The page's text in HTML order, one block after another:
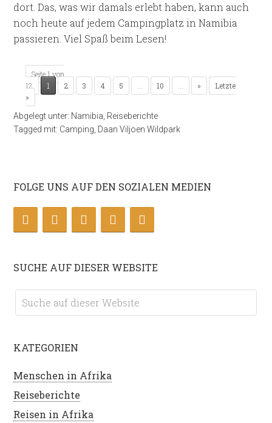
dort. Das, was wir damals erlebt haben, kann auch
noch heute auf jedem Campingplatz in Namibia
passieren. Viel Spaß beim Lesen!
Seite 1 von
12
1 2 3 4 5 10 »
Letzte
»
Abgelegt unter: Namibia Reiseberichte
Tagged mit: Camping Daan Viljoen Wildpark
FOLGE UNS AUF DEN SOZIALEN MEDIEN
SUCHE AUF DIESER WEBSITE
KATEGORIEN
Menschen in Afrika
Reiseberichte
Reisen in Afrika